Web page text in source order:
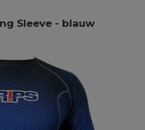
Sleeve - blauw